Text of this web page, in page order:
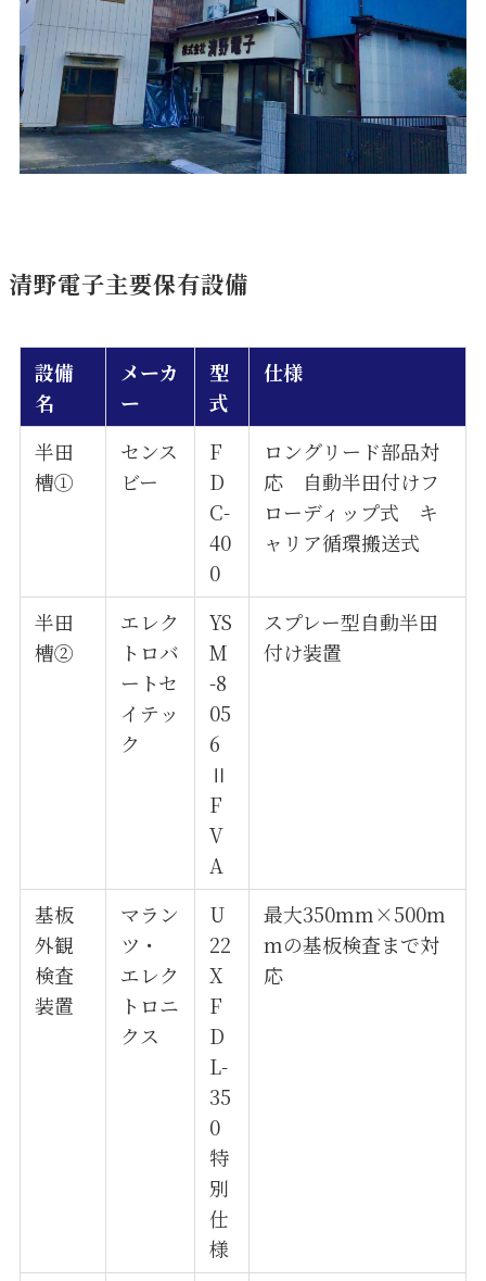
清野電子主要保有設備
設備
名
メーカ
ー
型
式
仕様
半田
槽①
センス
ビー
F
D
C-
40
0
ロングリード部品対
応 自動半田付けフ
ローディップ式 キ
ャリア循環搬送式
半田
槽②
エレク
トロバ
ートセ
イテッ
ク
YS
M
-8
05
6
Ⅱ
F
V
A
スプレー型自動半田
付け装置
基板
外観
検査
装置
マラン
ツ・
エレク
トロニ
クス
U
22
X
F
D
L-
35
0
特
別
仕
様
最大350mm×500m
mの基板検査まで対
応